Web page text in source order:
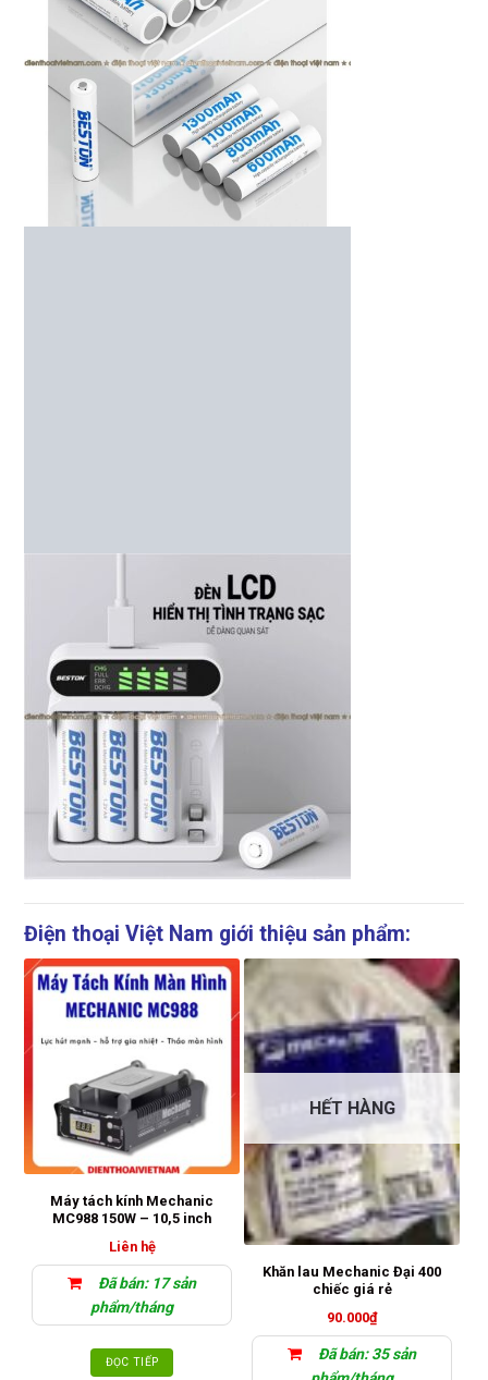
Điện thoại Việt Nam giới thiệu sản phẩm:
Máy tách kính Mechanic
MC988 150W – 10,5 inch
Liên hệ
Đã bán: 17 sản
phẩm/tháng
ĐỌC TIẾP
HẾT HÀNG
Khăn lau Mechanic Đại 400
chiếc giá rẻ
90.000₫
Đã bán: 35 sản